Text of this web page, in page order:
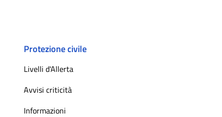
Protezione civile
Livelli d'Allerta
Avvisi criticità
Informazioni